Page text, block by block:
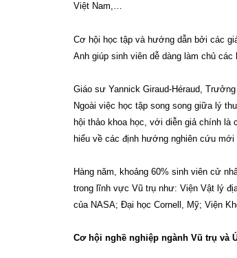
Việt Nam,…
Cơ hội học tập và hướng dẫn bởi các
Anh giúp sinh viên dễ dàng làm chủ
Giáo sư Yannick Giraud-Héraud,
Ngoài việc học tập song song giữa lý
hội thảo khoa học, với diễn giả chính là
hiểu về các định hướng nghiên cứu
Hàng năm, khoảng 60% sinh viên cử
trong lĩnh vực Vũ trụ như: Viện Vật lý
của NASA; Đại học Cornell, Mỹ; Viện
Cơ hội nghề nghiệp ngành Vũ trụ và